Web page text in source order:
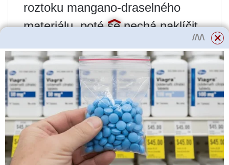
roztoku mangano-draselného
materiálu, poté se nechá naklíčit
máčením ve studené vodě. Když
se objeví první výhonky, semena
se zasadí do květináčů
naplněných pískem smíchaným s
rašelinou. Měli by být zasazeny
do hloubky pouze 0,2 cm Zakryjte
plodiny nahoře filmem, protože